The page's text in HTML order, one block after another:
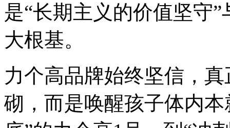
是“长期主义的价值坚守
大根基。
力个高品牌始终坚信，
砌，而是唤醒孩子体内